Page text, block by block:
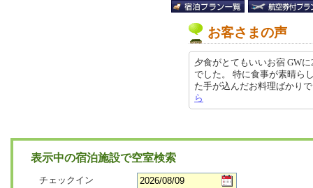
お客さまの声
夕食がとてもいいお宿 GW
でした。 特に食事が素晴ら
た手が込んだお料理ばかり
ら
表示中の宿泊施設で空室検索
チェックイン